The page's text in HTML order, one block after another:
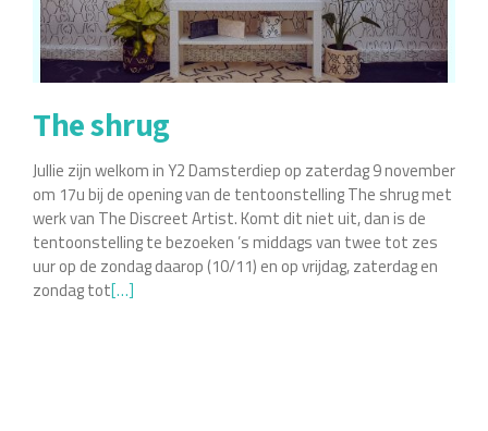
The shrug
Jullie zijn welkom in Y2 Damsterdiep op zaterdag 9 november
om 17u bij de opening van de tentoonstelling The shrug met
werk van The Discreet Artist. Komt dit niet uit, dan is de
tentoonstelling te bezoeken ’s middags van twee tot zes
uur op de zondag daarop (10/11) en op vrijdag, zaterdag en
zondag totLees
[…]